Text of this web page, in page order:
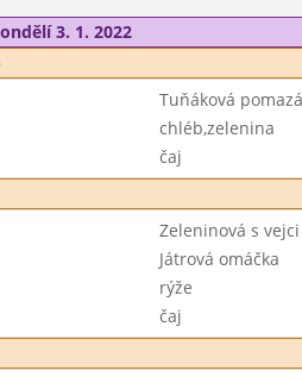
3. 1. 2022
Tuňáková
chléb,zelenina
čaj
Zeleninová s vejci
Játrová omáčka
rýže
čaj